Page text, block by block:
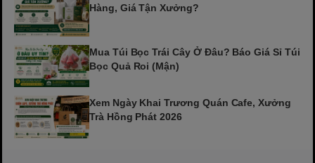
Hàng, Giá Tận Xưởng?
Mua Túi Bọc Trái Cây Ở Đâu? Báo Giá Sỉ Túi
Bọc Quả Roi (Mận)
Xem Ngày Khai Trương Quán Cafe, Xưởng
Trà Hồng Phát 2026